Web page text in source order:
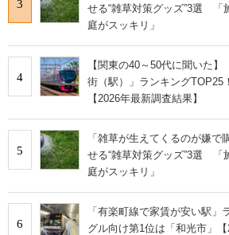
3
せる“雑草対策グッズ”3選 「
庭がスッキリ」
4
【関東の40～50代に聞いた
街（駅）」ランキングTOP25
【2026年最新調査結果】
5
「雑草が生えてくるのが嫌で
せる“雑草対策グッズ”3選 「
庭がスッキリ」
6
「有楽町線で家賃が安い駅
グル向け第1位は「和光市」【